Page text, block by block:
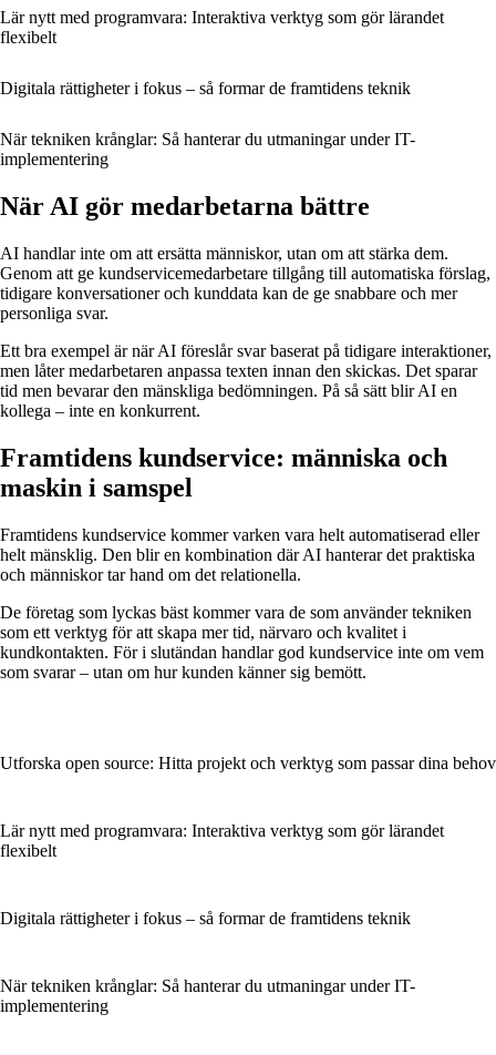
Lär nytt med programvara: Interaktiva verktyg som gör lärandet
flexibelt
Digitala rättigheter i fokus – så formar de framtidens teknik
När tekniken krånglar: Så hanterar du utmaningar under IT-
implementering
När AI gör medarbetarna bättre
AI handlar inte om att ersätta människor, utan om att stärka dem.
Genom att ge kundservicemedarbetare tillgång till automatiska förslag,
tidigare konversationer och kunddata kan de ge snabbare och mer
personliga svar.
Ett bra exempel är när AI föreslår svar baserat på tidigare interaktioner,
men låter medarbetaren anpassa texten innan den skickas. Det sparar
tid men bevarar den mänskliga bedömningen. På så sätt blir AI en
kollega – inte en konkurrent.
Framtidens kundservice: människa och
maskin i samspel
Framtidens kundservice kommer varken vara helt automatiserad eller
helt mänsklig. Den blir en kombination där AI hanterar det praktiska
och människor tar hand om det relationella.
De företag som lyckas bäst kommer vara de som använder tekniken
som ett verktyg för att skapa mer tid, närvaro och kvalitet i
kundkontakten. För i slutändan handlar god kundservice inte om vem
som svarar – utan om hur kunden känner sig bemött.
Utforska open source: Hitta projekt och verktyg som passar dina behov
Lär nytt med programvara: Interaktiva verktyg som gör lärandet
flexibelt
Digitala rättigheter i fokus – så formar de framtidens teknik
När tekniken krånglar: Så hanterar du utmaningar under IT-
implementering